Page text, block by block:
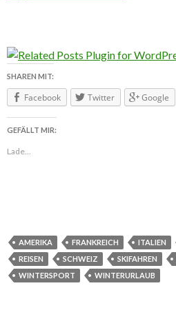
SHAREN MIT:
Facebook Twitter Google
GEFÄLLT MIR:
Lade...
AMERIKA FRANKREICH ITALIEN
REISEN
SCHWEIZ SKIFAHREN
WINTERSPORT
WINTERURLAUB